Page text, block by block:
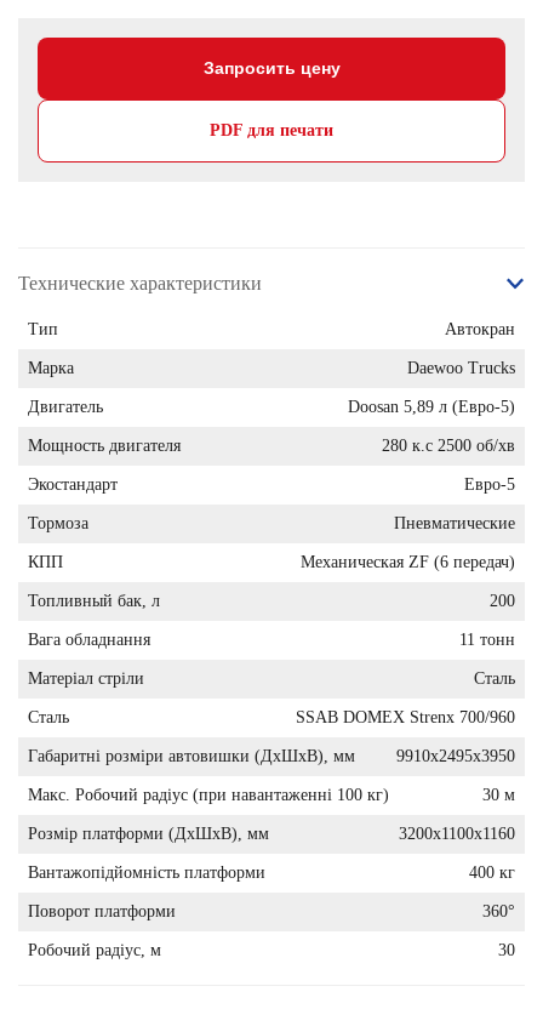
Запросить цену
PDF для печати
Технические характеристики
Тип Автокран
Марка Daewoo Trucks
Двигатель Doosan 5,89 л (Евро-5)
Мощность двигателя 280 к.с 2500 об/хв
Экостандарт Евро-5
Тормоза Пневматические
КПП Механическая ZF (6 передач)
Топливный бак, л 200
Вага обладнання 11 тонн
Матеріал стріли Сталь
Сталь SSAB DOMEX Strenx 700/960
Габаритні розміри автовишки (ДхШхВ), мм 9910х2495х3950
Макс. Робочий радіус (при навантаженні 100 кг) 30 м
Розмір платформи (ДхШхВ), мм 3200х1100х1160
Вантажопідйомність платформи 400 кг
Поворот платформи 360°
Робочий радіус, м 30